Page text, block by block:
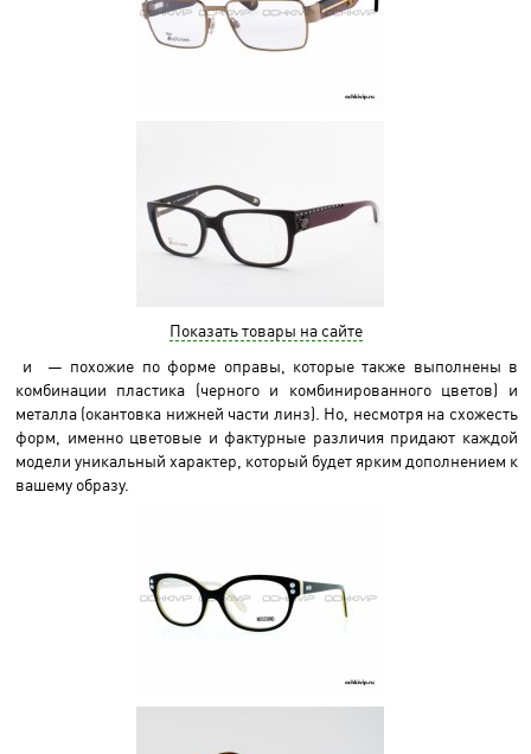
Показать товары на сайте
и
— похожие по форме оправы, которые также выполнены в
комбинации пластика (черного и комбинированного цветов) и
металла (окантовка нижней части линз). Но, несмотря на схожесть
форм, именно цветовые и фактурные различия придают каждой
модели уникальный характер, который будет ярким дополнением к
вашему образу.